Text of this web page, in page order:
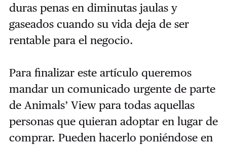
duras penas en diminutas jaulas y
gaseados cuando su vida deja de ser
rentable para el negocio.
Para finalizar este artículo queremos
mandar un comunicado urgente de parte
de Animals’ View para todas aquellas
personas que quieran adoptar en lugar de
comprar. Pueden hacerlo poniéndose en